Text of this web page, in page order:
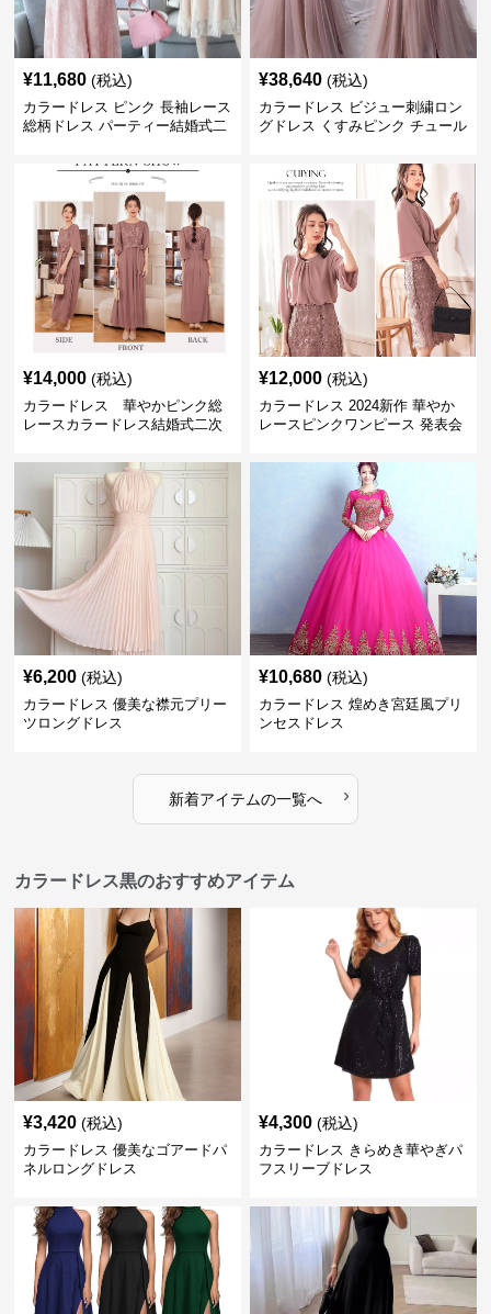
¥11,680 (税込)
カラードレス ピンク 長袖レース
総柄ドレス パーティー結婚式二
¥38,640 (税込)
カラードレス ビジュー刺繍ロン
グドレス くすみピンク チュール
¥14,000 (税込)
カラードレス 華やかピンク総
レースカラードレス結婚式二次
¥12,000 (税込)
カラードレス 2024新作 華やか
レースピンクワンピース 発表会
¥6,200 (税込)
カラードレス 優美な襟元プリー
ツロングドレス
¥10,680 (税込)
カラードレス 煌めき宮廷風プリ
ンセスドレス
新着アイテムの一覧へ ›
カラードレス黒のおすすめアイテム
¥3,420 (税込)
カラードレス 優美なゴアードパ
ネルロングドレス
¥4,300 (税込)
カラードレス きらめき華やぎパ
フスリーブドレス